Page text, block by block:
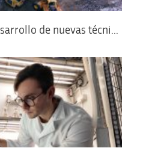
de nuevas técni...